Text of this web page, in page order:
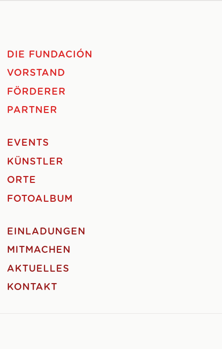
DIE FUNDACIÓN
VORSTAND
FÖRDERER
PARTNER
EVENTS
KÜNSTLER
ORTE
FOTOALBUM
EINLADUNGEN
MITMACHEN
AKTUELLES
KONTAKT